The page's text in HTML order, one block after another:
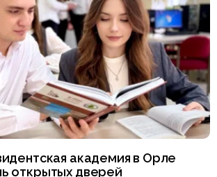
академия в Орле
открытых дверей